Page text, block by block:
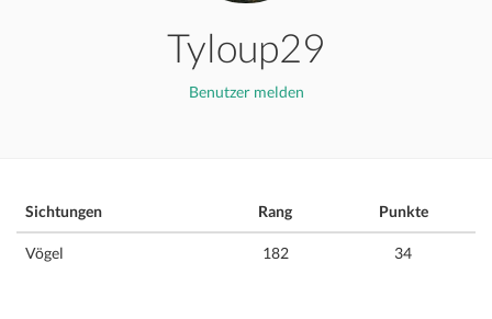
Tyloup29
Benutzer melden
Sichtungen Rang Punkte
Vögel 182 34